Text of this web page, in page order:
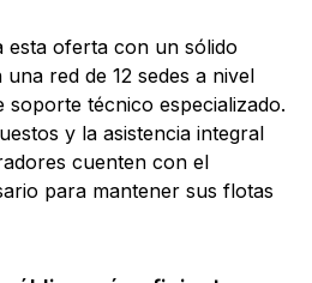
esta oferta con un sólido
red de 12 sedes a nivel
soporte técnico especializado.
y la asistencia integral
cuenten con el
para mantener sus flotas